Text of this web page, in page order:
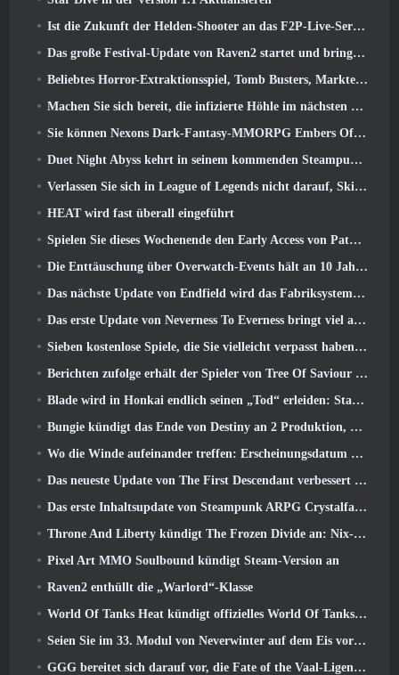
Ist die Zukunft der Helden-Shooter an das F2P-Live-Service-Modell gebunden??
Das große Festival-Update von Raven2 startet und bringt die neue Warlord-Klasse mit sich
Beliebtes Horror-Extraktionsspiel, Tomb Busters, Markteinführung im Westen
Machen Sie sich bereit, die infizierte Höhle im nächsten Update von Eterspire zu erkunden
Sie können Nexons Dark-Fantasy-MMORPG Embers Of The Uncrowned während des Steam Next Fest ausprobieren
Duet Night Abyss kehrt in seinem kommenden Steampunk-Update in den Frost von Icelake zurück
Verlassen Sie sich in League of Legends nicht darauf, Skins von Drittanbietern zu erhalten
HEAT wird fast überall eingeführt
Spielen Sie dieses Wochenende den Early Access von Path of Exile 2 kostenlos
Die Enttäuschung über Overwatch-Events hält an 10 Jahresjubiläum
Das nächste Update von Endfield wird das Fabriksystem verbessern
Das erste Update von Neverness To Everness bringt viel auf den Tisch
Sieben kostenlose Spiele, die Sie vielleicht verpasst haben und die Teil des Steam Ocean Fest sind
Berichten zufolge erhält der Spieler von Tree Of Saviour einen Sonderpreis für die Ausgabe von 100.000 US-Dollar im Spiel
Blade wird in Honkai endlich seinen „Tod“ erleiden: Star Rail-Version 4.3
Bungie kündigt das Ende von Destiny an 2 Produktion, während sie sich auf die Arbeit an neuen Projekten vorbereiten
Wo die Winde aufeinander treffen: Erscheinungsdatum der Erweiterung „Imperial Palace“ bekannt gegeben
Das neueste Update von The First Descendant verbessert den Farming-Loop und aktualisiert den Onslaught-Modus
Das erste Inhaltsupdate von Steampunk ARPG Crystalfall soll auf „wichtige Spielerbedenken“ eingehen
Throne And Liberty kündigt The Frozen Divide an: Nix-Update
Pixel Art MMO Soulbound kündigt Steam-Version an
Raven2 enthüllt die „Warlord“-Klasse
World Of Tanks Heat kündigt offizielles World Of Tanks an: HEAT-Startdatum
Seien Sie im 33. Modul von Neverwinter auf dem Eis vorsichtig, Beißende Kälte
GGG bereitet sich darauf vor, die Fate of the Vaal-Ligen von Path of Exile 2 vor der Veröffentlichung von Return Of The Ancients zu verschieben